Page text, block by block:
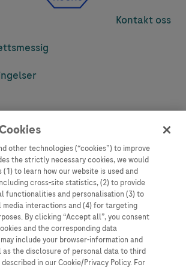
Kontakt oss
informasjon som er målsatt til en stor
ikke er tilgjengelig eller gyldig i ditt land.
på at vi ikke tar noe ansvar for tilgang til
ikke er i samsvar med noen gyldig juridisk
registrering eller bruk i bostedslandet ditt.
mulighet til å kvalitetssikre andres innlegg, men
upassende innlegg så langt det lar seg gjøre.
innhold på eksterne nettsider som det lenkes til.
fra dette nettstedet for bruk annet sted er ikke
selger plass til annonsører, og slikt
other technologies (“cookies”) to improve
the strictly necessary cookies, we would
(1) to learn how our website is used and
cross-site statistics, (2) to provide
functionalities and personalisation (3) to
media interactions and (4) for targeting
By clicking “Accept all”, you consent
and the corresponding data
include your browser-information and
as the disclosure of personal data to third
in our Cookie/Privacy Policy. For